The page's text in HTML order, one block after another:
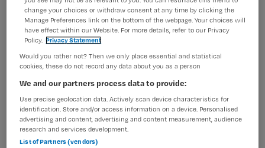
ERVARING
Niet nader bepaald
DIENSTVERBAND
Fulltime
Vacature niet beschikbaar
Deze vacature Verpleegkundig Oriëntatie Programma bij
Amsterdam UMC is niet meer actueel. Hieronder staan
enkele vergelijkbare vacatures die voor u wellicht
interessant zijn.
change your choices or withdraw consent at any time by clicking the
Manage Preferences link on the bottom of the webpage. Your choices will
have effect within our Website. For more details, refer to our Privacy
Policy. Privacy Statement
Would you rather not? Then we only place essential and statistical
cookies, these do not record any data about you as a person
We and our partners process data to provide:
Use precise geolocation data. Actively scan device characteristics for
identification. Store and/or access information on a device. Personalised
advertising and content, advertising and content measurement, audience
research and services development.
List of Partners (vendors)